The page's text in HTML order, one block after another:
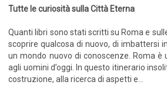
Tutte le curiosità sulla Città Eterna
Quanti libri sono stati scritti su Roma e
scoprire qualcosa di nuovo, di imbattersi
un mondo nuovo di conoscenze. Roma
agli uomini d’oggi. In questo itinerario
costruzione, alla ricerca di aspetti e...